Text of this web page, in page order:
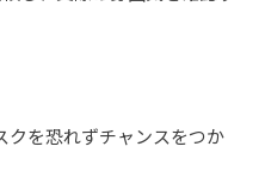
を恐れずチャンスをつか